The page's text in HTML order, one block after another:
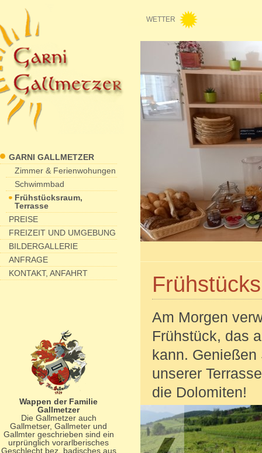
WETTER
GARNI GALLMETZER
Zimmer & Ferienwohungen
Schwimmbad
Frühstücksraum,
Terrasse
PREISE
FREIZEIT UND UMGEBUNG
BILDERGALLERIE
ANFRAGE
KONTAKT, ANFAHRT
Wappen der Familie
Gallmetzer
Die Gallmetzer auch
Gallmetser, Gallmeter und
Gallmter geschrieben sind ein
urprünglich vorarlberisches
Geschlecht bez. badisches aus
Am Morgen
Frühstück, das
kann.
unserer
die Dolomiten!